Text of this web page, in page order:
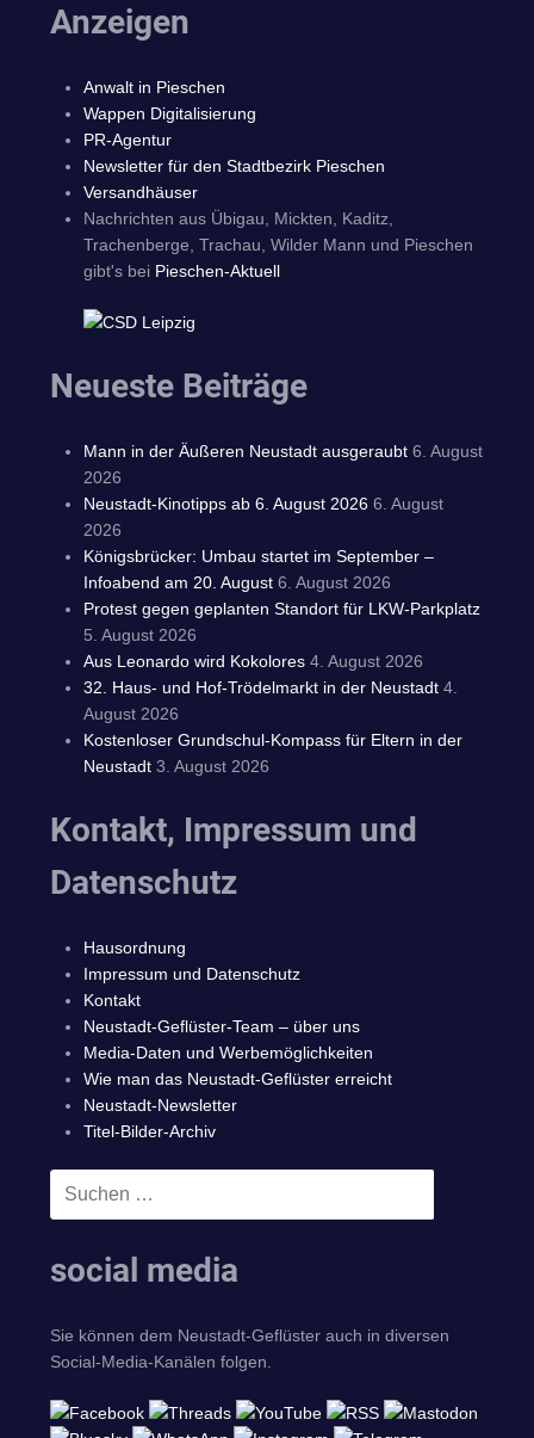
Anzeigen
Anwalt in Pieschen
Wappen Digitalisierung
PR-Agentur
Newsletter für den Stadtbezirk Pieschen
Versandhäuser
Nachrichten aus Übigau, Mickten, Kaditz,
Trachenberge, Trachau, Wilder Mann und Pieschen
gibt's bei Pieschen-Aktuell
Neueste Beiträge
Mann in der Äußeren Neustadt ausgeraubt 6. August
2026
Neustadt-Kinotipps ab 6. August 2026 6. August
2026
Königsbrücker: Umbau startet im September –
Infoabend am 20. August 6. August 2026
Protest gegen geplanten Standort für LKW-Parkplatz
5. August 2026
Aus Leonardo wird Kokolores 4. August 2026
32. Haus- und Hof-Trödelmarkt in der Neustadt 4.
August 2026
Kostenloser Grundschul-Kompass für Eltern in der
Neustadt 3. August 2026
Kontakt, Impressum und
Datenschutz
Hausordnung
Impressum und Datenschutz
Kontakt
Neustadt-Geflüster-Team – über uns
Media-Daten und Werbemöglichkeiten
Wie man das Neustadt-Geflüster erreicht
Neustadt-Newsletter
Titel-Bilder-Archiv
Suchen
social media
Sie können dem Neustadt-Geflüster auch in diversen
Social-Media-Kanälen folgen.